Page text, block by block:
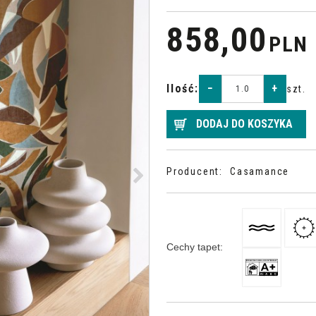
858,00 PLN
Ilość: − + szt.
DODAJ DO KOSZYKA
Producent: Casamance
Cechy tapet: